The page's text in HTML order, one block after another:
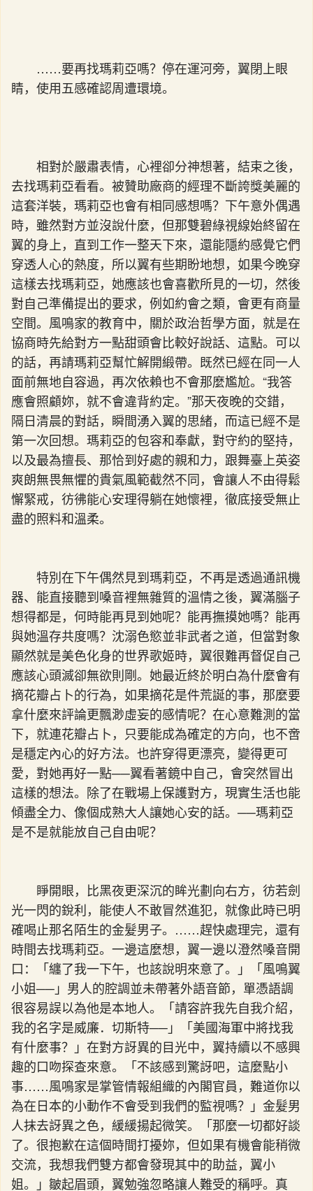
……要再找瑪莉亞嗎？停在運河旁，翼閉上眼
睛，使用五感確認周遭環境。
相對於嚴肅表情，心裡卻分神想著，結束之後，
去找瑪莉亞看看。被贊助廠商的經理不斷誇獎美麗的
這套洋裝，瑪莉亞也會有相同感想嗎？下午意外偶遇
時，雖然對方並沒說什麼，但那雙碧綠視線始終留在
翼的身上，直到工作一整天下來，還能隱約感覺它們
穿透人心的熱度，所以翼有些期盼地想，如果今晚穿
這樣去找瑪莉亞，她應該也會喜歡所見的一切，然後
對自己準備提出的要求，例如約會之類，會更有商量
空間。風鳴家的教育中，關於政治哲學方面，就是在
協商時先給對方一點甜頭會比較好說話、這點。可以
的話，再請瑪莉亞幫忙解開緞帶。既然已經在同一人
面前無地自容過，再次依賴也不會那麼尷尬。“我答
應會照顧妳，就不會違背約定。”那天夜晚的交錯，
隔日清晨的對話，瞬間湧入翼的思緒，而這已經不是
第一次回想。瑪莉亞的包容和奉獻，對守約的堅持，
以及最為擅長、那恰到好處的親和力，跟舞臺上英姿
爽朗無畏無懼的貴氣風範截然不同，會讓人不由得鬆
懈緊戒，彷彿能心安理得躺在她懷裡，徹底接受無止
盡的照料和溫柔。
特別在下午偶然見到瑪莉亞，不再是透過通訊機
器、能直接聽到嗓音裡無雜質的溫情之後，翼滿腦子
想得都是，何時能再見到她呢？能再撫摸她嗎？能再
與她溫存共度嗎？沈溺色慾並非武者之道，但當對象
顯然就是美色化身的世界歌姬時，翼很難再督促自己
應該心頭滅卻無欲則剛。她最近終於明白為什麼會有
摘花瓣占卜的行為，如果摘花是件荒誕的事，那麼要
拿什麼來評論更飄渺虛妄的感情呢？在心意難測的當
下，就連花瓣占卜，只要能成為確定的方向，也不啻
是穩定內心的好方法。也許穿得更漂亮，變得更可
愛，對她再好一點──翼看著鏡中自己，會突然冒出
這樣的想法。除了在戰場上保護對方，現實生活也能
傾盡全力、像個成熟大人讓她心安的話。──瑪莉亞
是不是就能放自己自由呢？
睜開眼，比黑夜更深沉的眸光劃向右方，彷若劍
光一閃的銳利，能使人不敢冒然進犯，就像此時已明
確喝止那名陌生的金髮男子。……趕快處理完，還有
時間去找瑪莉亞。一邊這麼想，翼一邊以澄然嗓音開
口：「纏了我一下午，也該說明來意了。」「風鳴翼
小姐──」男人的腔調並未帶著外語音節，單憑語調
很容易誤以為他是本地人。「請容許我先自我介紹，
我的名字是威廉．切斯特──」「美國海軍中將找我
有什麼事？」在對方訝異的目光中，翼持續以不感興
趣的口吻探查來意。「不該感到驚訝吧，這麼點小
事……風鳴家是掌管情報組織的內閣官員，難道你以
為在日本的小動作不會受到我們的監視嗎？」金髮男
人抹去訝異之色，緩緩揚起微笑。「那麼一切都好談
了。很抱歉在這個時間打擾妳，但如果有機會能稍微
交流，我想我們雙方都會發現其中的助益，翼小
姐。」皺起眉頭，翼勉強忽略讓人難受的稱呼。真